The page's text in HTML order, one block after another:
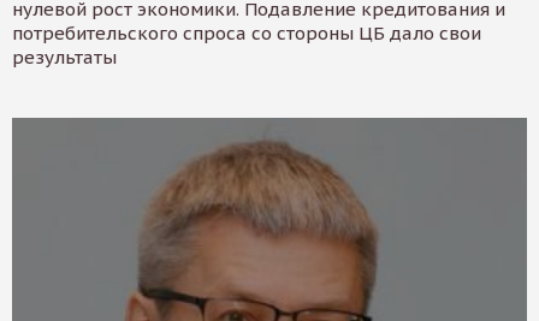
нулевой рост экономики. Подавление кредитования и
потребительского спроса со стороны ЦБ дало свои
результаты